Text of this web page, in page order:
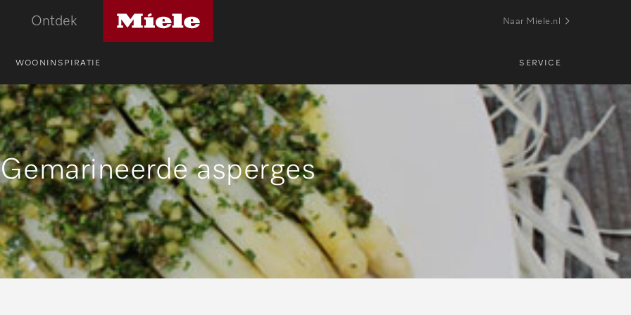
Ontdek
logo
Naar Miele.nl
WOONINSPIRATIE SERVICE
Gemarineerde asperges